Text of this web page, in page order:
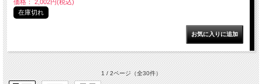
価格： 2,002円(税込)
在庫切れ
1 / 2ページ（全30件）